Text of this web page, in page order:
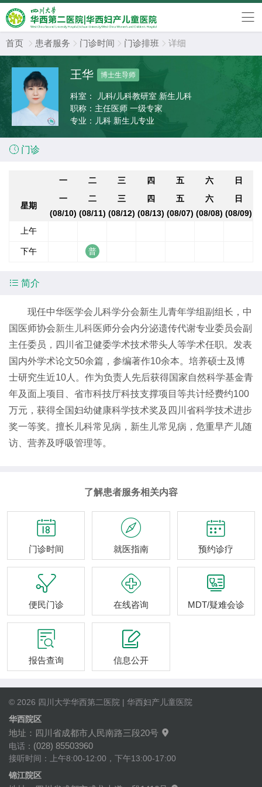
首页  患者服务  门诊时间  门诊排班  详细
王华 博士生导师
科室：
儿科/儿科教研室 新生儿科
职称： 主任医师 一级专家
专业： 儿科 新生儿专业
 门诊
一 二 三 四 五 六 日
星期
一
(08/10)
二
(08/11)
三
(08/12)
四
(08/13)
五
(08/07)
六
(08/08)
日
(08/09)
上午
下午
 简介
现任中华医学会儿科学分会新生儿青年学组副组长，中
国医师协会新生儿科医师分会内分泌遗传代谢专业委员会副
主任委员，四川省卫健委学术技术带头人等学术任职。发表
国内外学术论文50余篇，参编著作10余本。培养硕士及博
士研究生近10人。作为负责人先后获得国家自然科学基金青
年及面上项目、省市科技厅科技支撑项目等共计经费约100
万元，获得全国妇幼健康科学技术奖及四川省科学技术进步
奖一等奖。擅长儿科常见病，新生儿常见病，危重早产儿随
访、营养及呼吸管理等。
了解患者服务相关内容

门诊时间

就医指南

预约诊疗

便民门诊

在线咨询

MDT/疑难会诊

报告查询

信息公开
© 2026 四川大学华西第二医院 | 华西妇产儿童医院
华西院区
地址：四川省成都市人民南路三段20号 
电话： (028) 85503960
接听时间：上午8:00-12:00，下午13:00-17:00
锦江院区